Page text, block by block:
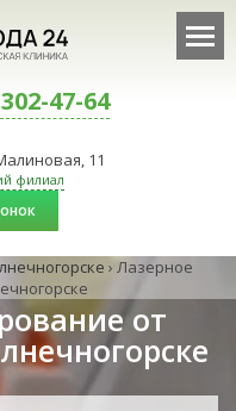
47-64
11
филиал
› Лазерное
от